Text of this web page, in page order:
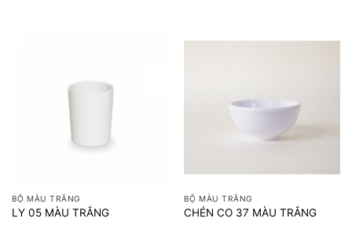
BỘ MÀU TRẮNG
LY 05 MÀU TRẮNG
BỘ MÀU TRẮNG
CHÉN CO 37 MÀU TRẮNG